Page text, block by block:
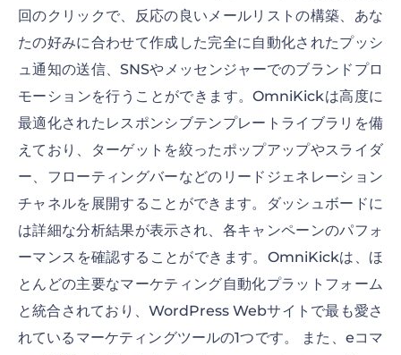
回のクリックで、反応の良いメールリストの構築、あな
たの好みに合わせて作成した完全に自動化されたプッシ
ュ通知の送信、SNSやメッセンジャーでのブランドプロ
モーションを行うことができます。OmniKickは高度に
最適化されたレスポンシブテンプレートライブラリを備
えており、ターゲットを絞ったポップアップやスライダ
ー、フローティングバーなどのリードジェネレーション
チャネルを展開することができます。ダッシュボードに
は詳細な分析結果が表示され、各キャンペーンのパフォ
ーマンスを確認することができます。OmniKickは、ほ
とんどの主要なマーケティング自動化プラットフォーム
と統合されており、WordPress Webサイトで最も愛さ
れているマーケティングツールの1つです。 また、eコマ